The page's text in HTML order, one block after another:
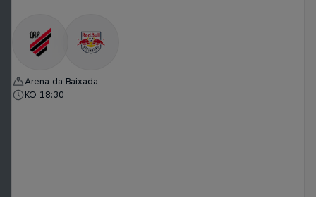
Arena da Baixada
KO 18:30